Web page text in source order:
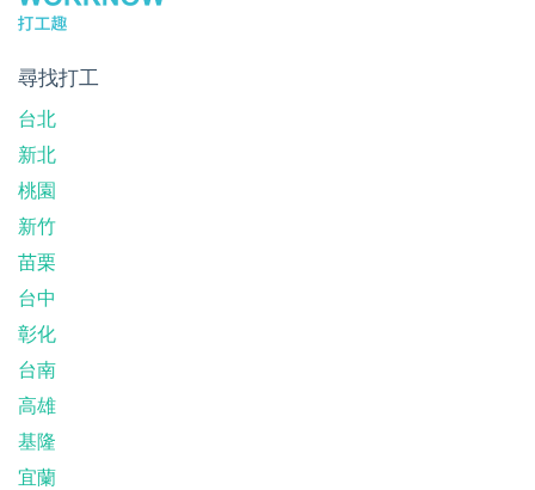
尋找打工
台北
新北
桃園
新竹
苗栗
台中
彰化
台南
高雄
基隆
宜蘭